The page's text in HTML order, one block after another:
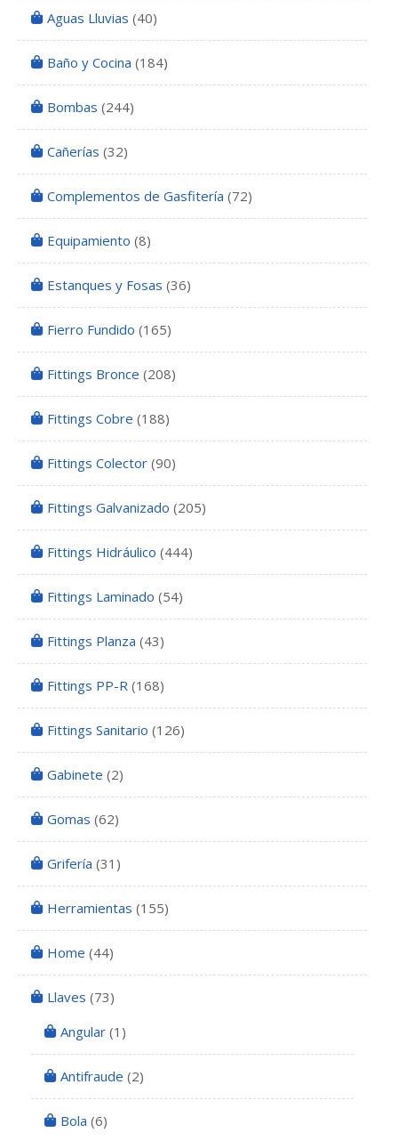
Aguas Lluvias (40)
Baño y Cocina (184)
Bombas (244)
Cañerías (32)
Complementos de Gasfitería (72)
Equipamiento (8)
Estanques y Fosas (36)
Fierro Fundido (165)
Fittings Bronce (208)
Fittings Cobre (188)
Fittings Colector (90)
Fittings Galvanizado (205)
Fittings Hidráulico (444)
Fittings Laminado (54)
Fittings Planza (43)
Fittings PP-R (168)
Fittings Sanitario (126)
Gabinete (2)
Gomas (62)
Grifería (31)
Herramientas (155)
Home (44)
Llaves (73)
Angular (1)
Antifraude (2)
Bola (6)